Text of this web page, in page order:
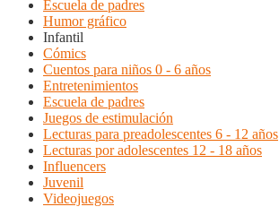
Escuela de padres
Humor gráfico
Infantil
Cómics
Cuentos para niños 0 - 6 años
Entretenimientos
Escuela de padres
Juegos de estimulación
Lecturas para preadolescentes 6 - 12 años
Lecturas por adolescentes 12 - 18 años
Influencers
Juvenil
Videojuegos